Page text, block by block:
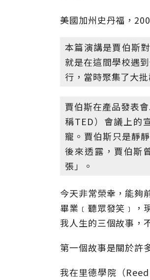
美國加州史丹福，
本篇演講是賈伯斯
就是在這間學校遇
行，當時聚集了大
賈伯斯在產品發表
稱TED）會議上的
寵。賈伯斯只是靜
後來透露，賈伯斯
張」。
今天非常榮幸，能夠
畢業﹝聽眾發笑﹞，
我人生的三個故事，
第一個故事是關於許
我在里德學院（